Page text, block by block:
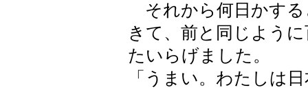
それから何日かする
きて、前と同じよう
たいらげました。
「うまい。わたしは